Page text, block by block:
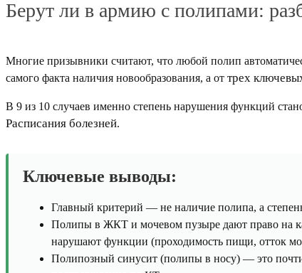
Берут ли в армию с полипами:
Многие призывники считают, что любой полип
самого факта наличия новообразования, а от трех
В 9 из 10 случаев именно степень нарушения функций
Расписания болезней.
Ключевые выводы:
Главный критерий — не наличие полипа, а
Полипы в ЖКТ и мочевом пузыре дают право на
нарушают функции (проходимость пищи, отток
Полипозный синусит (полипы в носу) — это